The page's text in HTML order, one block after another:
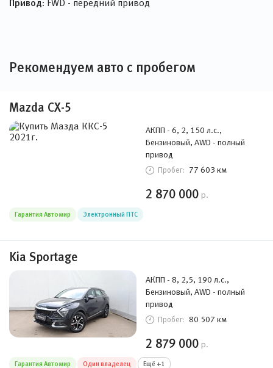
Привод: FWD - передний привод
Рекомендуем авто с пробегом
Mazda CX-5
АКПП - 6, 2, 150 л.с.,
Бензиновый, AWD - полный
привод
Пробег: 77 603 км
2 870 000 р.
Гарантия Автомир Электронный ПТС
Kia Sportage
АКПП - 8, 2,5, 190 л.с.,
Бензиновый, AWD - полный
привод
Пробег: 80 507 км
2 879 000 р.
Гарантия Автомир Один владелец Ещё +1